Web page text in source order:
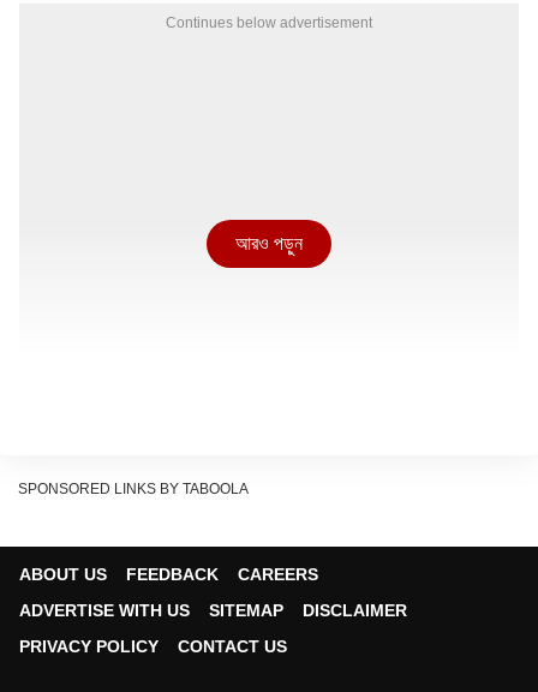
Continues below advertisement
আরও পড়ুন
SPONSORED LINKS BY TABOOLA
ABOUT US FEEDBACK
CAREERS
ADVERTISE WITH US
SITEMAP
DISCLAIMER
PRIVACY POLICY
CONTACT US